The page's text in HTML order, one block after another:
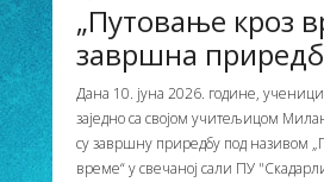
„Путовање кроз
завршна
Дана 10. јуна 2026. године,
заједно са својом учитељицом
су завршну приредбу под називом
време“ у свечаној сали ПУ